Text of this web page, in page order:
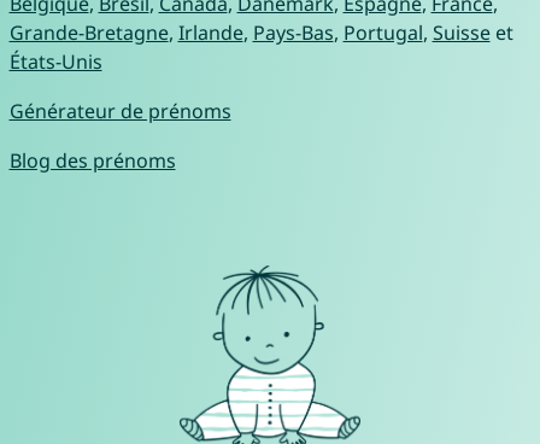
Grande-Bretagne, Irlande, Pays-Bas, Portugal, Suisseet
États-Unis
Générateur de prénoms
Blog des prénoms